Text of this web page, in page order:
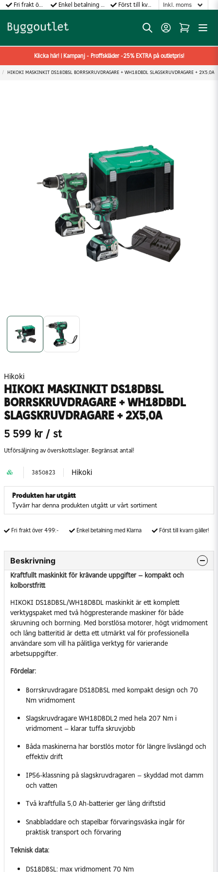
Fri frakt över 499:- Enkel betalning med Klarna Först till kvarn gäller!
Klicka här! | Kampanj - Proffskläder -25% EXTRA på outletpris!
HIKOKI MASKINKIT DS18DBSL BORRSKRUVDRAGARE + WH18DBDL SLAGSKRUVDRAGARE + 2X5,0A
Hikoki
HIKOKI MASKINKIT DS18DBSL
BORRSKRUVDRAGARE + WH18DBDL
SLAGSKRUVDRAGARE + 2X5,0A
5 599 kr / st
Utförsäljning av överskottslager. Begränsat antal!
3850823 Hikoki
Produkten har utgått
Tyvärr har denna produkten utgått ur vårt sortiment
Fri frakt över 499:- Enkel betalning med Klarna Först till kvarn gäller!
Beskrivning
Kraftfullt maskinkit för krävande uppgifter – kompakt och
kolborstfritt
HIKOKI DS18DBSL/WH18DBDL maskinkit är ett komplett
verktygspaket med två högpresterande maskiner för både
skruvning och borrning. Med borstlösa motorer, högt vridmoment
och lång batteritid är detta ett utmärkt val för professionella
användare som vill ha pålitliga verktyg för varierande
arbetsuppgifter.
Fördelar:
Borrskruvdragare DS18DBSL med kompakt design och 70
Nm vridmoment
Slagskruvdragare WH18DBDL2 med hela 207 Nm i
vridmoment – klarar tuffa skruvjobb
Båda maskinerna har borstlös motor för längre livslängd och
effektiv drift
IP56-klassning på slagskruvdragaren – skyddad mot damm
och vatten
Två kraftfulla 5,0 Ah-batterier ger lång driftstid
Snabbladdare och stapelbar förvaringsväska ingår för
praktisk transport och förvaring
Teknisk data:
DS18DBSL: max vridmoment 70 Nm